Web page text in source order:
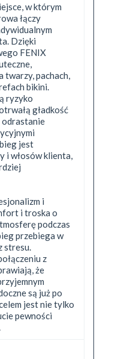
w którym
łączy
Dzięki
FENIX
pachach,
bikini.
ryzyko
gładkość
odrastanie
jest
i włosów klienta,
i
i troska o
podczas
przebiega w
stresu.
z
że
są już po
jest nie tylko
pewności